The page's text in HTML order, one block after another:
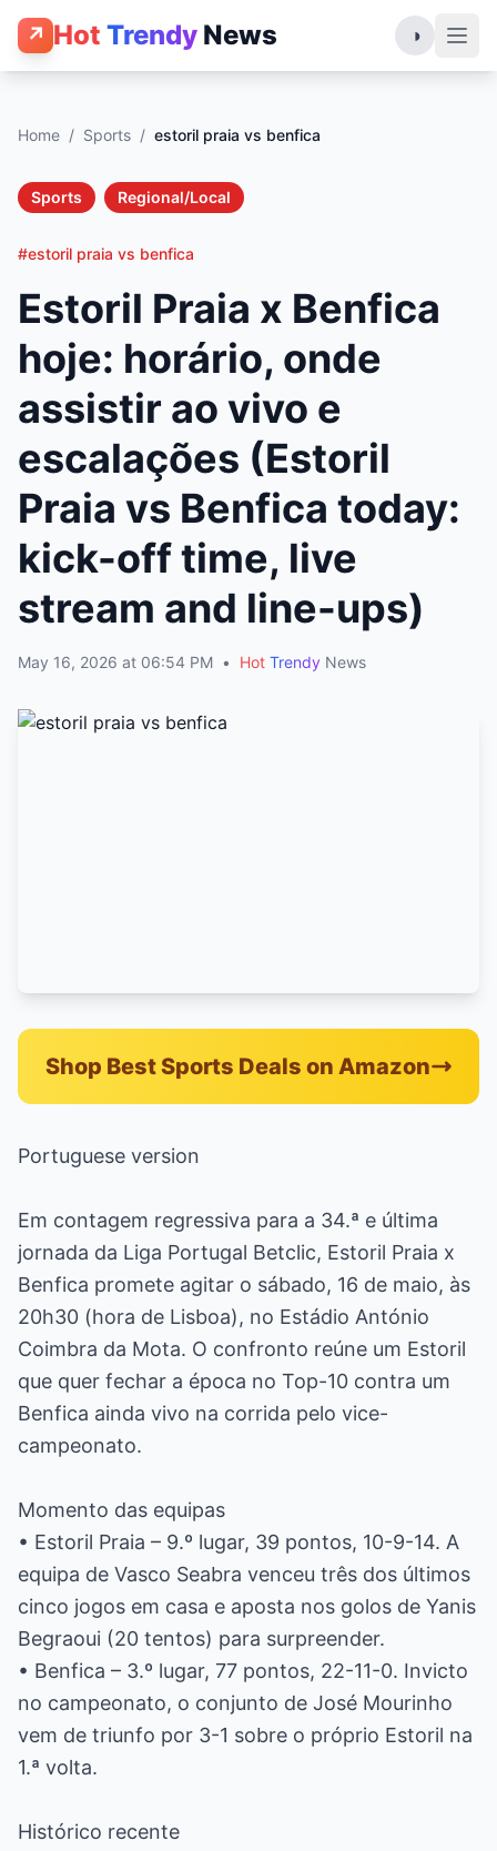
↗ Hot Trendy News ◑
Home / Sports / estoril praia vs benfica
Sports Regional/Local
#estoril praia vs benfica
Estoril Praia x Benfica
hoje: horário, onde
assistir ao vivo e
escalações (Estoril
Praia vs Benfica today:
kick-off time, live
stream and line-ups)
May 16, 2026 at 06:54 PM • Hot Trendy News
Shop Best Sports Deals on Amazon
Portuguese version
Em contagem regressiva para a 34.ª e última
jornada da Liga Portugal Betclic, Estoril Praia x
Benfica promete agitar o sábado, 16 de maio, às
20h30 (hora de Lisboa), no Estádio António
Coimbra da Mota. O confronto reúne um Estoril
que quer fechar a época no Top-10 contra um
Benfica ainda vivo na corrida pelo vice-
campeonato.
Momento das equipas
• Estoril Praia – 9.º lugar, 39 pontos, 10-9-14. A
equipa de Vasco Seabra venceu três dos últimos
cinco jogos em casa e aposta nos golos de Yanis
Begraoui (20 tentos) para surpreender.
• Benfica – 3.º lugar, 77 pontos, 22-11-0. Invicto
no campeonato, o conjunto de José Mourinho
vem de triunfo por 3-1 sobre o próprio Estoril na
1.ª volta.
Histórico recente